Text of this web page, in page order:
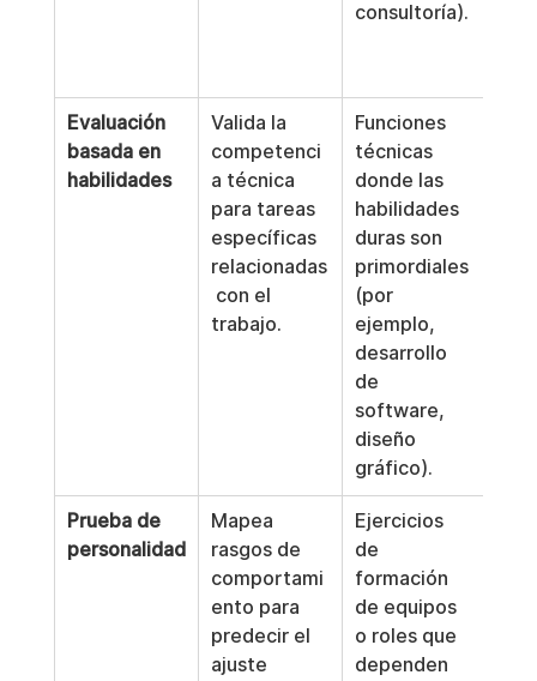
consultoría).
Evaluación
basada en
habilidades
Valida la
competenci
a técnica
para tareas
específicas
relacionadas
con el
trabajo.
Funciones
técnicas
donde las
habilidades
duras son
primordiales
(por
ejemplo,
desarrollo
de
software,
diseño
gráfico).
Prueba de
personalidad
Mapea
rasgos de
comportami
ento para
predecir el
ajuste
Ejercicios
de
formación
de equipos
o roles que
dependen